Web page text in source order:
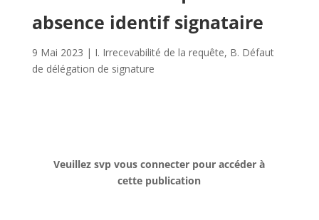
absence identif signataire
9 Mai 2023 | I. Irrecevabilité de la requête, B. Défaut
de délégation de signature
Veuillez svp vous connecter pour accéder à
cette publication